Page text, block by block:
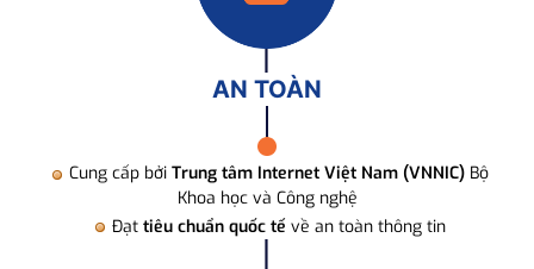
AN TOÀN
Cung cấp bởi Trung tâm Internet Việt Nam (VNNIC) Bộ
Khoa học và Công nghệ
Đạt tiêu chuẩn quốc tế về an toàn thông tin